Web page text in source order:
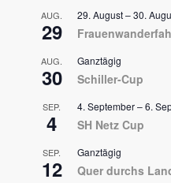
AUG.
29
29. August–30.
AUG.
30
Ganztägig
Schiller-Cup
SEP.
4
4. September–6.
SH Netz Cup
SEP.
12
Ganztägig
Quer durchs